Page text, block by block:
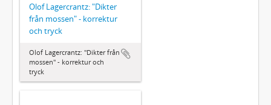
Olof Lagercrantz: "Dikter
från mossen" - korrektur
och tryck
Olof Lagercrantz: "Dikter från
mossen" - korrektur och
tryck